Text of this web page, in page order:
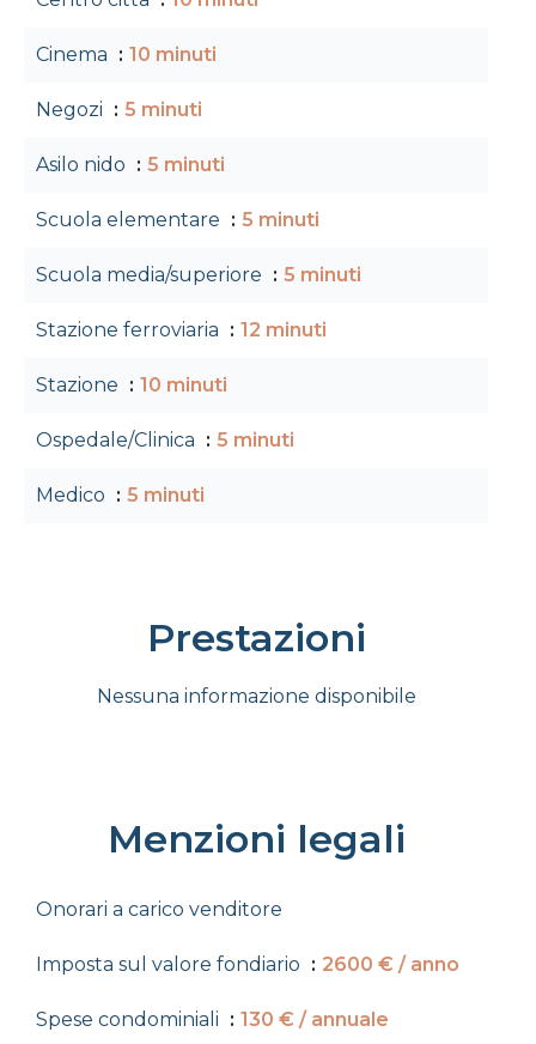
Cinema 10 minuti
Negozi 5 minuti
Asilo nido 5 minuti
Scuola elementare 5 minuti
Scuola media/superiore 5 minuti
Stazione ferroviaria 12 minuti
Stazione 10 minuti
Ospedale/Clinica 5 minuti
Medico 5 minuti
Prestazioni
Nessuna informazione disponibile
Menzioni legali
Onorari a carico venditore
Imposta sul valore fondiario 2600 € / anno
Spese condominiali 130 € / annuale